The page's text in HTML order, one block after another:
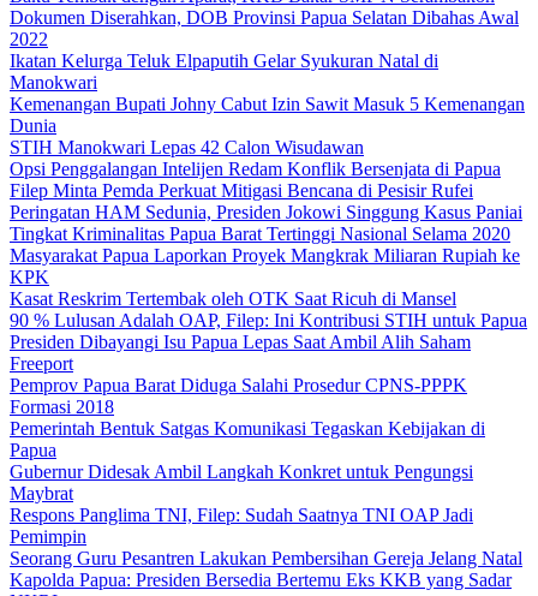
Dokumen Diserahkan, DOB Provinsi Papua Selatan Dibahas Awal
2022
Ikatan Kelurga Teluk Elpaputih Gelar Syukuran Natal di
Manokwari
Kemenangan Bupati Johny Cabut Izin Sawit Masuk 5 Kemenangan
Dunia
STIH Manokwari Lepas 42 Calon Wisudawan
Opsi Penggalangan Intelijen Redam Konflik Bersenjata di Papua
Filep Minta Pemda Perkuat Mitigasi Bencana di Pesisir Rufei
Peringatan HAM Sedunia, Presiden Jokowi Singgung Kasus Paniai
Tingkat Kriminalitas Papua Barat Tertinggi Nasional Selama 2020
Masyarakat Papua Laporkan Proyek Mangkrak Miliaran Rupiah ke
KPK
Kasat Reskrim Tertembak oleh OTK Saat Ricuh di Mansel
90 % Lulusan Adalah OAP, Filep: Ini Kontribusi STIH untuk Papua
Presiden Dibayangi Isu Papua Lepas Saat Ambil Alih Saham
Freeport
Pemprov Papua Barat Diduga Salahi Prosedur CPNS-PPPK
Formasi 2018
Pemerintah Bentuk Satgas Komunikasi Tegaskan Kebijakan di
Papua
Gubernur Didesak Ambil Langkah Konkret untuk Pengungsi
Maybrat
Respons Panglima TNI, Filep: Sudah Saatnya TNI OAP Jadi
Pemimpin
Seorang Guru Pesantren Lakukan Pembersihan Gereja Jelang Natal
Kapolda Papua: Presiden Bersedia Bertemu Eks KKB yang Sadar